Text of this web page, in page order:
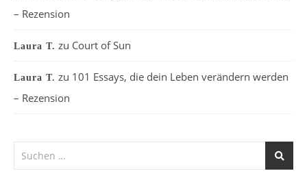
– Rezension
Laura T. zu Court of Sun
Laura T. zu 101 Essays, die dein Leben verändern werden
– Rezension